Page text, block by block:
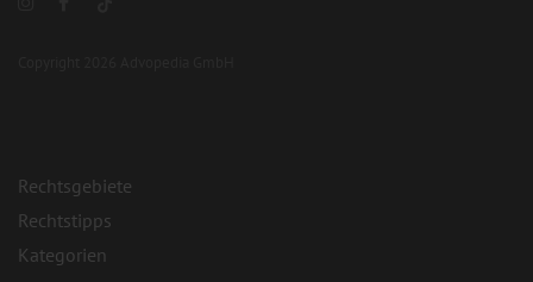
Rechtsgebiete
Rechtstipps
Kategorien